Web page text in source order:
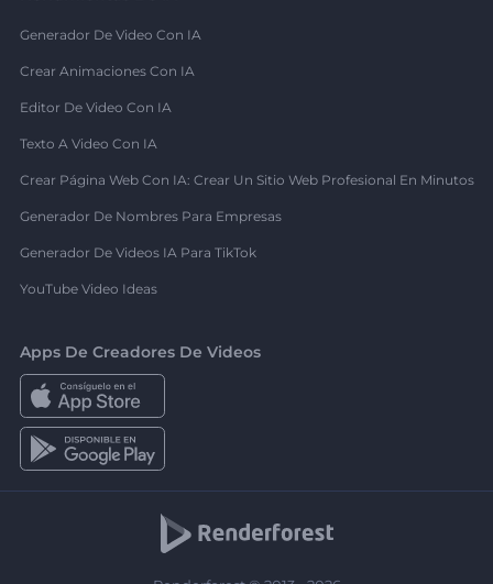
Generador De Video Con IA
Crear Animaciones Con IA
Editor De Video Con IA
Texto A Video Con IA
Crear Página Web Con IA: Crear Un Sitio Web Profesional En Minutos
Generador De Nombres Para Empresas
Generador De Videos IA Para TikTok
YouTube Video Ideas
Apps De Creadores De Videos